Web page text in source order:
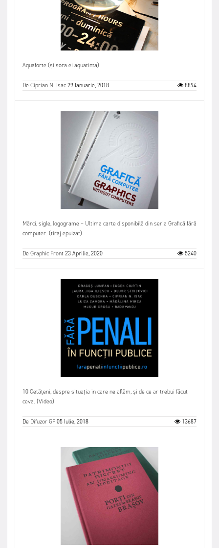
Aquaforte (și sora ei aquatinta)
DeCiprian N. Isac29 Ianuarie, 2018 8894
Mărci, sigle, logograme – Ultima carte disponibilă din seria Grafică fără
computer. (tiraj epuizat)
DeGraphic Front23 Aprilie, 2020 5240
10 Cetățeni, despre situația în care ne aflăm, și de ce ar trebui făcut
ceva. (Video)
De Difuzor GF05 Iulie, 2018 13687